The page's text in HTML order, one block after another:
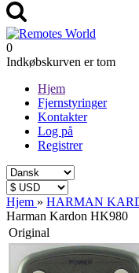
0
Indkøbskurven er tom
Hjem
Fjernstyringer
Kontakter
Log på
Registrer
Hjem » HARMAN
Harman Kardon HK980
Original